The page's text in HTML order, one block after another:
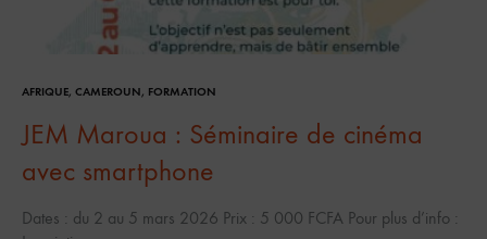
AFRIQUE, CAMEROUN, FORMATION
JEM Maroua : Séminaire de cinéma
avec smartphone
Dates : du 2 au 5 mars 2026 Prix : 5 000 FCFA Pour plus d’info :